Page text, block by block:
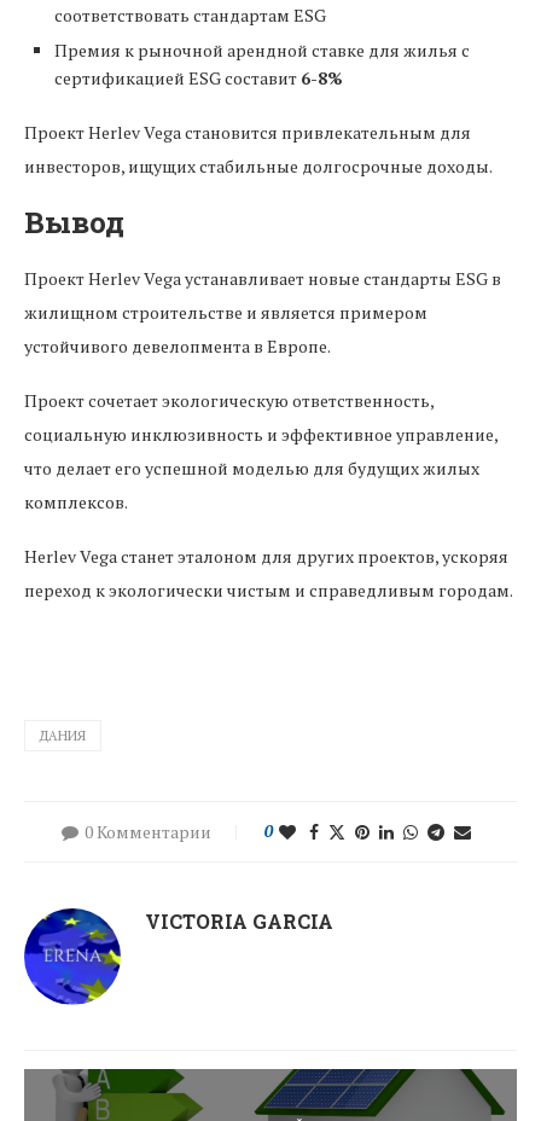
соответствовать стандартам ESG
Премия к рыночной арендной ставке для жилья с
сертификацией ESG составит 6-8%
Проект Herlev Vega становится привлекательным для
инвесторов, ищущих стабильные долгосрочные доходы.
Вывод
Проект Herlev Vega устанавливает новые стандарты ESG в
жилищном строительстве и является примером
устойчивого девелопмента в Европе.
Проект сочетает экологическую ответственность,
социальную инклюзивность и эффективное управление,
что делает его успешной моделью для будущих жилых
комплексов.
Herlev Vega станет эталоном для других проектов, ускоряя
переход к экологически чистым и справедливым городам.
ДАНИЯ
0 Комментарии 0
VICTORIA GARCIA